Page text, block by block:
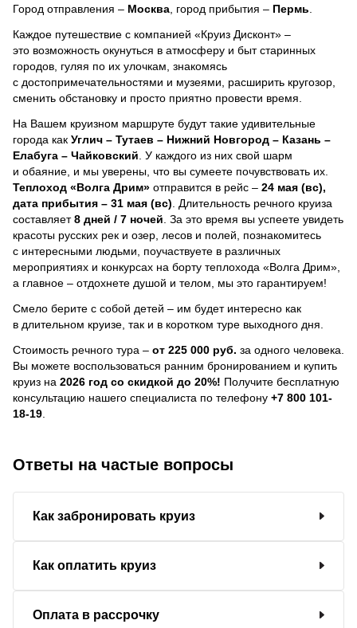
Город отправления – Москва , город прибытия – Пермь
Каждое путешествие с компанией «Круиз Дисконт» –
это возможность окунуться в атмосферу и быт старинных
городов, гуляя по их улочкам, знакомясь
с достопримечательностями и музеями, расширить кругозор,
сменить обстановку и просто приятно провести время.
На Вашем круизном маршруте будут такие удивительные
города как Углич – Тутаев – Нижний Новгород – Казань –
Елабуга – Чайковский . У каждого из них свой шарм
и обаяние, и мы уверены, что вы сумеете почувствовать их.
Теплоход «Волга Дрим» отправится в рейс – 24 мая (вс),
дата прибытия – 31 мая (вс) . Длительность речного круиза
составляет8 дней / 7 ночей За это время вы успеете увидеть
красоты русских рек и озер, лесов и полей, познакомитесь
с интересными людьми, поучаствуете в различных
мероприятиях и конкурсах на борту теплохода «Волга Дрим»,
а главное – отдохнете душой и телом, мы это гарантируем!
Смело берите с собой детей – им будет интересно как
в длительном круизе, так и в коротком туре выходного дня.
Стоимость речного тура – от 225 000 руб. за одного человека.
Вы можете воспользоваться ранним бронированием и купить
круиз на 2026 год со скидкой до 20%! Получите бесплатную
консультацию нашего специалиста по телефону +7 800 101-
18-19
Ответы на частые вопросы
Как забронировать круиз
Как оплатить круиз
Оплата в рассрочку